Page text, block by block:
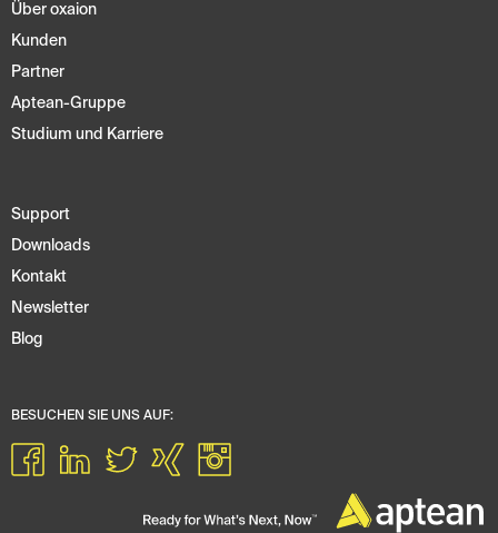
Über oxaion
Kunden
Partner
Aptean-Gruppe
Studium und Karriere
Support
Downloads
Kontakt
Newsletter
Blog
BESUCHEN SIE UNS AUF: